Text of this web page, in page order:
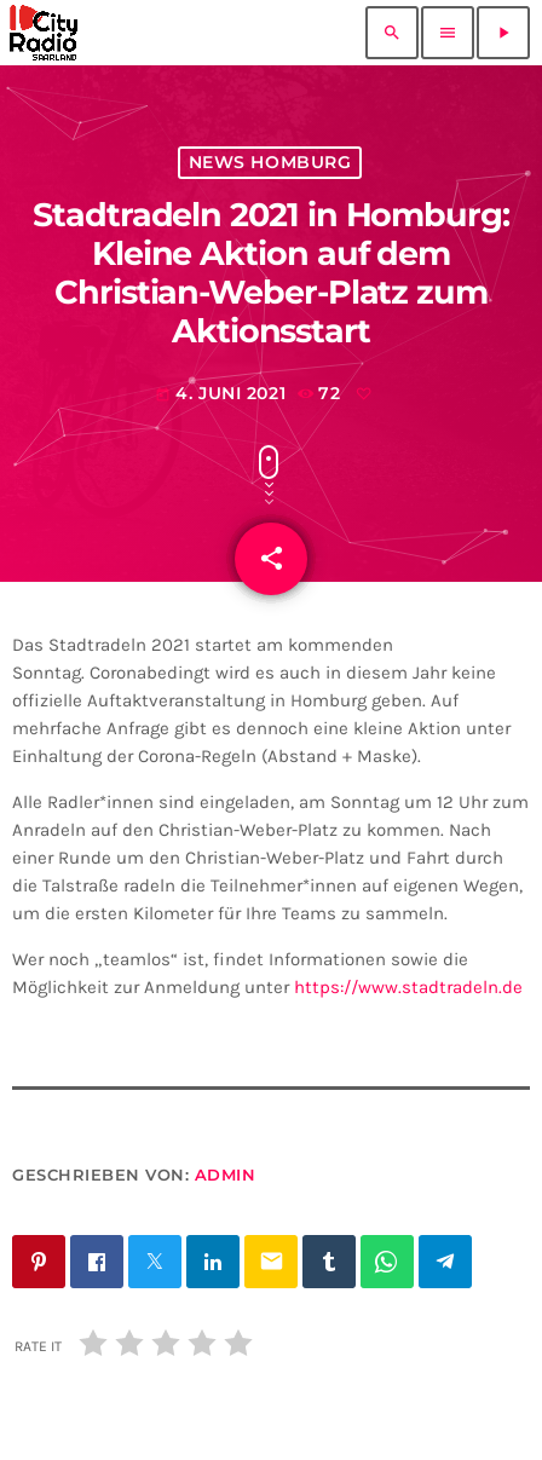
search menu play_arrow
NEWS HOMBURG
Stadtradeln 2021 in Homburg:
Kleine Aktion auf dem
Christian-Weber-Platz zum
Aktionsstart
today 4. JUNI 2021 72
share
email
Das Stadtradeln 2021 startet am kommenden
Sonntag. Coronabedingt wird es auch in diesem Jahr keine
offizielle Auftaktveranstaltung in Homburg geben. Auf
mehrfache Anfrage gibt es dennoch eine kleine Aktion unter
Einhaltung der Corona-Regeln (Abstand + Maske).
Alle Radler*innen sind eingeladen, am Sonntag um 12 Uhr zum
Anradeln auf den Christian-Weber-Platz zu kommen. Nach
einer Runde um den Christian-Weber-Platz und Fahrt durch
die Talstraße radeln die Teilnehmer*innen auf eigenen Wegen,
um die ersten Kilometer für Ihre Teams zu sammeln.
Wer noch „teamlos“ ist, findet Informationen sowie die
Möglichkeit zur Anmeldung unter https://www.stadtradeln.de
GESCHRIEBEN VON: ADMIN
email
RATE IT